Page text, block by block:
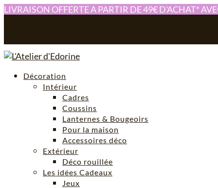
LIVRAISON OFFERTE A PARTIR DE 49€ D'ACHAT*
Décoration
Intérieur
Cadres
Coussins
Lanternes & Bougeoirs
Pour la maison
Accessoires déco
Extérieur
Déco rouillée
Les idées Cadeaux
Jeux